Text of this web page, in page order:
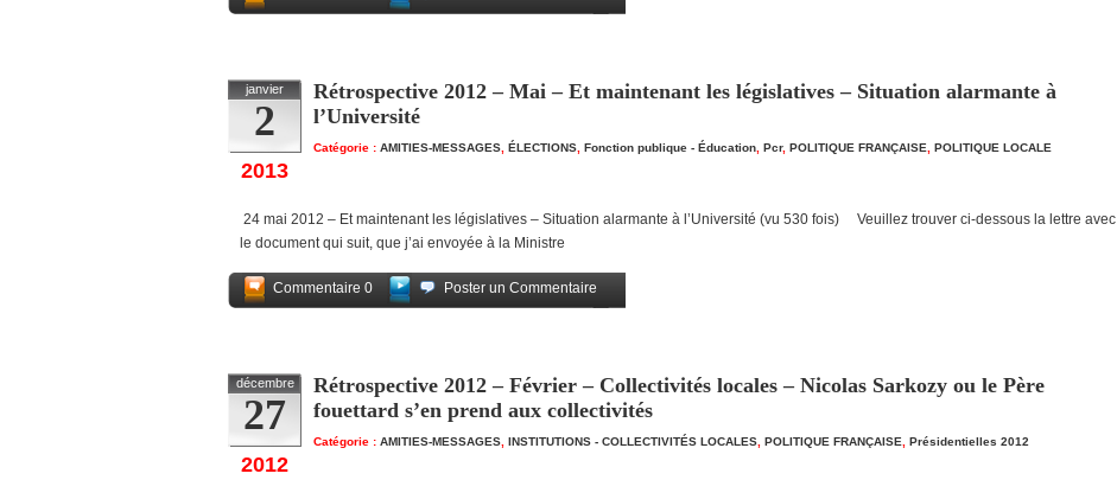
janvier
2
2013
Rétrospective 2012 – Mai – Et maintenant les législatives – Situation alarmante à
l’Université
Catégorie : AMITIES-MESSAGES ÉLECTIONS Fonction publique - Éducation Pcr, POLITIQUE FRANÇAISE POLITIQUE LOCALE
24 mai 2012 – Et maintenant les législatives – Situation alarmante à l’Université (vu 530 fois) Veuillez trouver ci-dessous la lettre avec
le document qui suit, que j’ai envoyée à la Ministre
Commentaire 0
Poster un Commentaire
décembre
27
2012
Rétrospective 2012 – Février – Collectivités locales – Nicolas Sarkozy ou le Père
fouettard s’en prend aux collectivités
Catégorie : AMITIES-MESSAGES INSTITUTIONS - COLLECTIVITÉS LOCALES POLITIQUE FRANÇAISE Présidentielles 2012